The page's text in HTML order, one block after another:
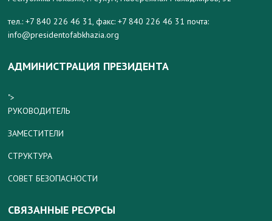
тел.: +7 840 226 46 31, факс: +7 840 226 46 31 почта:
info@presidentofabkhazia.org
АДМИНИСТРАЦИЯ ПРЕЗИДЕНТА
">
РУКОВОДИТЕЛЬ
ЗАМЕСТИТЕЛИ
СТРУКТУРА
СОВЕТ БЕЗОПАСНОСТИ
СВЯЗАННЫЕ РЕСУРСЫ